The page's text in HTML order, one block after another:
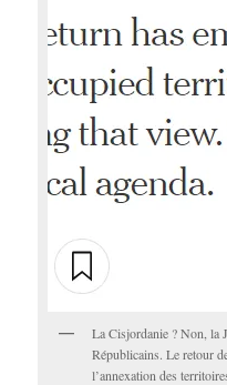
La Cisjordanie ? Non, la
Républicains. Le retour
l’annexation des